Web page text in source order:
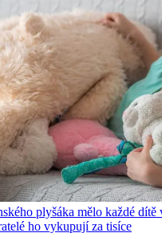
plyšáka mělo každé dítě
ho vykupují za tisíce